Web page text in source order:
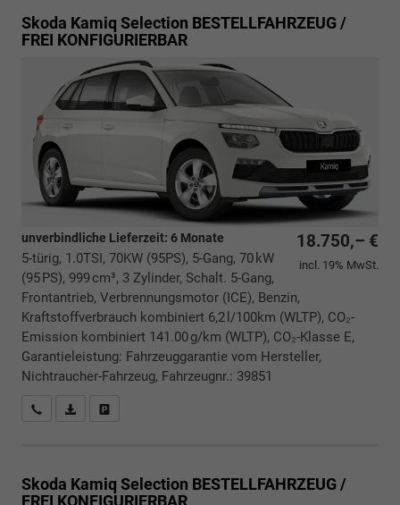
Skoda Kamiq Selection BESTELLFAHRZEUG /
FREI KONFIGURIERBAR
18.750,– €
incl. 19% MwSt.
unverbindliche Lieferzeit: 6 Monate
5-türig, 1.0TSI, 70KW (95PS), 5-Gang, 70 kW
(95 PS), 999 cm³, 3 Zylinder, Schalt. 5-Gang,
Frontantrieb, Verbrennungsmotor (ICE), Benzin,
Kraftstoffverbrauch kombiniert 6,2 l/100km (WLTP), CO₂-
Emission kombiniert 141.00 g/km (WLTP), CO₂-Klasse E,
Garantieleistung: Fahrzeuggarantie vom Hersteller,
Nichtraucher-Fahrzeug, Fahrzeugnr.: 39851
Rückrufbitte absenden
PDF-Datei, Fahrzeugexposé drucken
Skoda Kamiq Selection BESTELLFAHRZEUG /
FREI KONFIGURIERBAR